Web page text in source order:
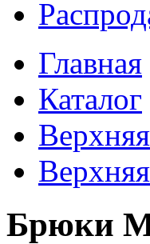
Главная
Каталог
Брюки